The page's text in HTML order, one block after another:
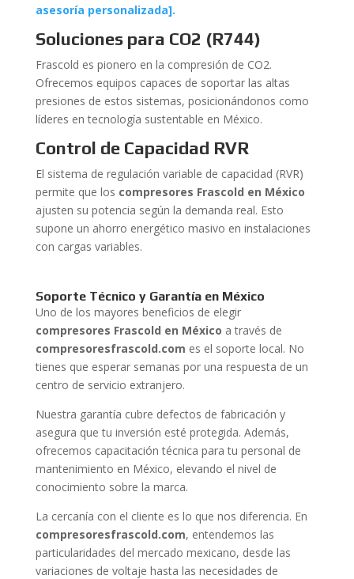
asesoría personalizada].
Soluciones para CO2 (R744)
Frascold es pionero en la compresión de CO2.
Ofrecemos equipos capaces de soportar las altas
presiones de estos sistemas, posicionándonos como
líderes en tecnología sustentable en México.
Control de Capacidad RVR
El sistema de regulación variable de capacidad (RVR)
permite que los compresores Frascold en México
ajusten su potencia según la demanda real. Esto
supone un ahorro energético masivo en instalaciones
con cargas variables.
Soporte Técnico y Garantía en México
Uno de los mayores beneficios de elegir
compresores Frascold en México a través de
compresoresfrascold.com es el soporte local. No
tienes que esperar semanas por una respuesta de un
centro de servicio extranjero.
Nuestra garantía cubre defectos de fabricación y
asegura que tu inversión esté protegida. Además,
ofrecemos capacitación técnica para tu personal de
mantenimiento en México, elevando el nivel de
conocimiento sobre la marca.
La cercanía con el cliente es lo que nos diferencia. En
compresoresfrascold.com, entendemos las
particularidades del mercado mexicano, desde las
variaciones de voltaje hasta las necesidades de